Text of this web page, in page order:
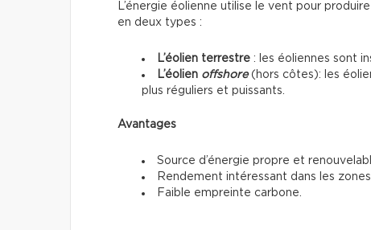
L’énergie éolienne utilise le vent pour
en deux types :
L’éolien terrestre : les éoliennes sont
L’éolien offshore(hors côtes): les
plus réguliers et puissants.
Avantages
Source d’énergie propre et
Rendement intéressant dans les
Faible empreinte carbone.